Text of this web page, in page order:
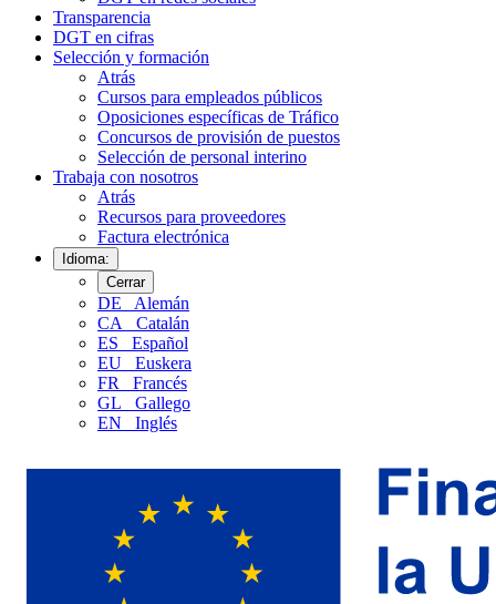
Transparencia
DGT en cifras
Selección y formación
Atrás
Cursos para empleados públicos
Oposiciones específicas de Tráfico
Concursos de provisión de puestos
Selección de personal interino
Trabaja con nosotros
Atrás
Recursos para proveedores
Factura electrónica
Idioma:
Cerrar
DE
Alemán
CA
Catalán
ES
Español
EU
Euskera
FR
Francés
GL
Gallego
EN
Inglés